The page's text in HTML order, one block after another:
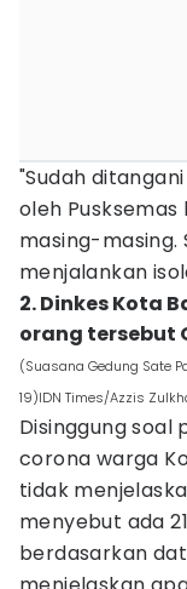
"Sudah
oleh
masing-masing.
menjalankan
2. Dinkes Kota
orang tersebut
(Suasana Gedung Sate
19)IDN Times/Azzis
Disinggung soal
corona warga
tidak
menyebut ada
berdasarkan